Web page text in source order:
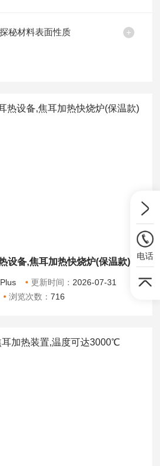
秘材料表面性质
设备,焦耳加热快烧炉(保温款)
更新时间： 2026-07-31
浏览次数： 716
电话